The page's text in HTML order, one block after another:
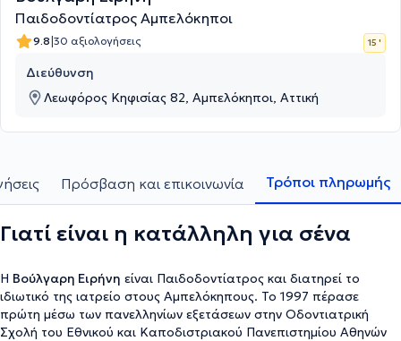
Παιδοδοντίατρος Αμπελόκηποι
9.8|30 αξιολογήσεις 15 '
Διεύθυνση
Λεωφόρος Κηφισίας 82, Αμπελόκηποι, Αττική
Πρόσβαση και επικοινωνία Τρόποι πληρωμής
Γιατί είναι η κατάλληλη για σένα
Η Βούλγαρη Ειρήνη είναι Παιδοδοντίατρος και διατηρεί το
ιδιωτικό της ιατρείο στους Αμπελόκηπους. Το 1997 πέρασε
πρώτη μέσω των πανελληνίων εξετάσεων στην Οδοντιατρική
Σχολή του Εθνικού και Καποδιστριακού Πανεπιστημίου Αθηνών